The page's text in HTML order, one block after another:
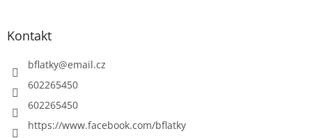
Kontakt
bflatky@email.cz
602265450
602265450
https://www.facebook.com/bflatky